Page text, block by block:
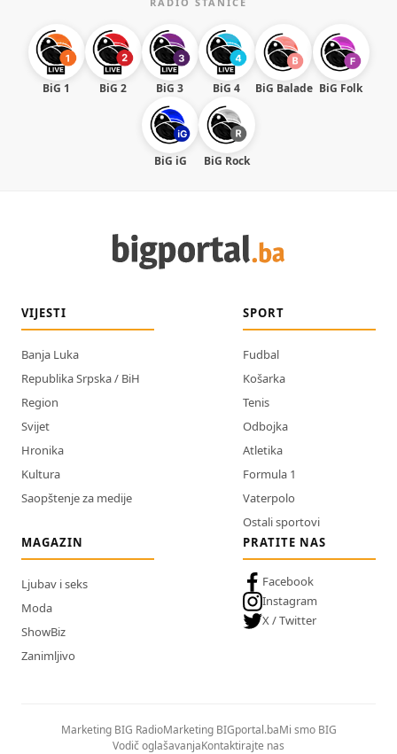
BiG 1 BiG 2 BiG 3 BiG 4 BiG Balade BiG Folk
BiG iG BiG Rock
VIJESTI
Banja Luka
Republika Srpska / BiH
Region
Svijet
Hronika
Kultura
Saopštenje za medije
SPORT
Fudbal
Košarka
Tenis
Odbojka
Atletika
Formula 1
Vaterpolo
Ostali sportovi
MAGAZIN
Ljubav i seks
Moda
ShowBiz
Zanimljivo
PRATITE NAS
Facebook
Instagram
X / Twitter
Marketing BIG RadioMarketing BIGportal.baMi smo BIG
Vodič oglašavanjaKontaktirajte nas